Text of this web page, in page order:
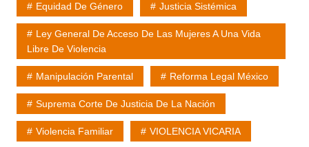
Equidad De Género Justicia Sistémica
Ley General De Acceso De Las Mujeres A Una Vida
Libre De Violencia
Manipulación Parental Reforma Legal México
Suprema Corte De Justicia De La Nación
Violencia Familiar VIOLENCIA VICARIA